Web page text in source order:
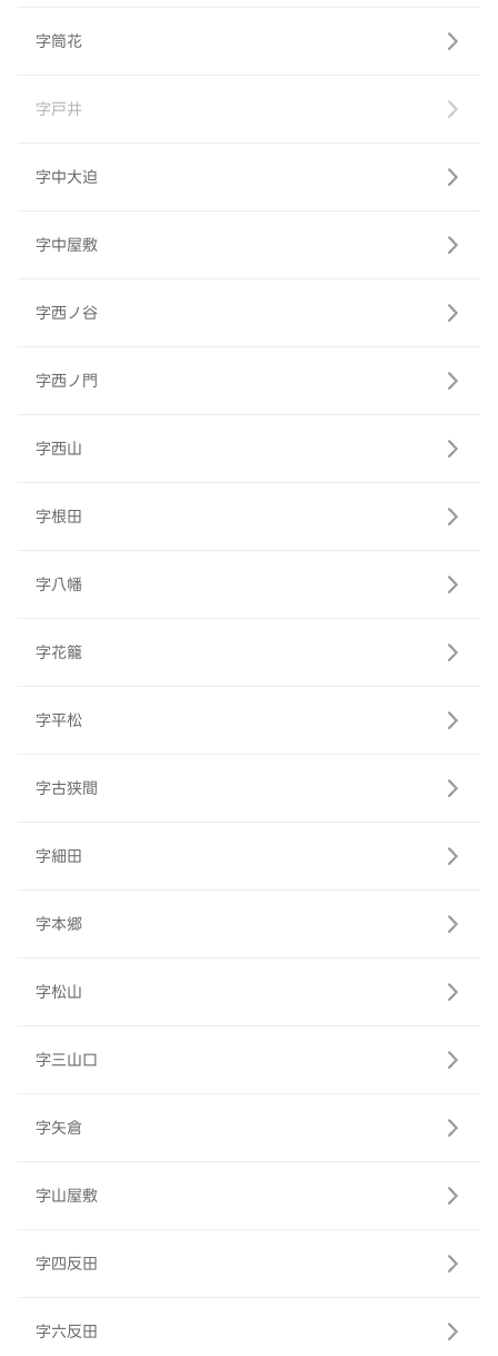
字筒花
字戸井
字中大迫
字中屋敷
字西ノ谷
字西ノ門
字西山
字根田
字八幡
字花籠
字平松
字古狭間
字細田
字本郷
字松山
字三山口
字矢倉
字山屋敷
字四反田
字六反田